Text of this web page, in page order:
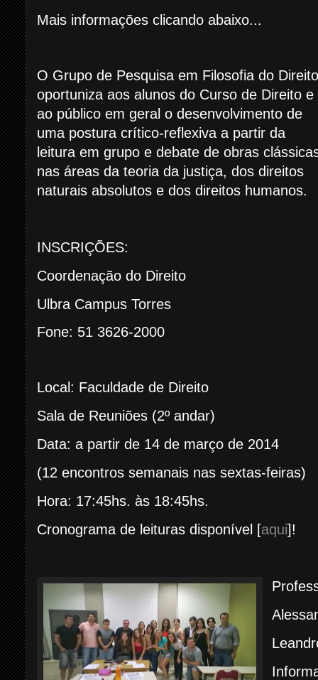
Mais informações clicando abaixo...
O Grupo de Pesquisa em Filosofia do Direito
oportuniza aos alunos do Curso de Direito e
ao público em geral o desenvolvimento de
uma postura crítico-reflexiva a partir da
leitura em grupo e debate de obras
nas áreas da teoria da justiça, dos direitos
naturais absolutos e dos direitos humanos.
INSCRIÇÕES:
Coordenação do Direito
Ulbra Campus Torres
Fone: 51 3626-2000
Local: Faculdade de Direito
Sala de Reuniões (2º andar)
Data: a partir de 14 de março de 2014
(12 encontros semanais nas sextas-feiras)
Hora: 17:45hs. às 18:45hs.
Cronograma de leituras disponível [aqui]!